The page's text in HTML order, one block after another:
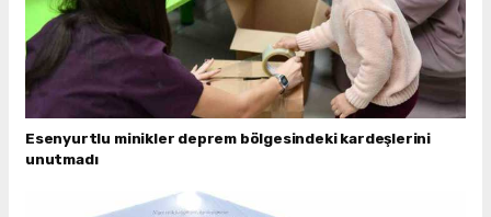
Esenyurtlu minikler deprem bölgesindeki kardeşlerini
unutmadı